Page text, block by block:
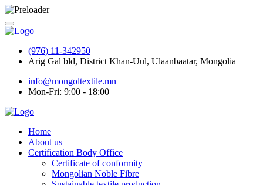
(976) 11-342950
Arig Gal bld, District Khan-Uul, Ulaanbaatar, Mongolia
info@mongoltextile.mn
Mon-Fri: 9:00 - 18:00
Home
About us
Certification Body Office
Certificate of conformity
Mongolian Noble Fibre